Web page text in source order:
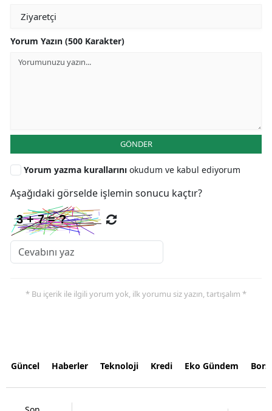
Yorum Yazın (500 Karakter)
GÖNDER
Yorum yazma kurallarını okudum ve kabul ediyorum
Aşağıdaki görselde işlemin sonucu kaçtır?
* Bu içerik ile ilgili yorum yok, ilk yorumu siz yazın, tartışalım *
Güncel Haberler Teknoloji Kredi Eko Gündem